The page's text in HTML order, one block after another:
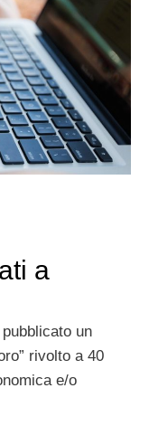
a
un
rivolto a 40
e/o